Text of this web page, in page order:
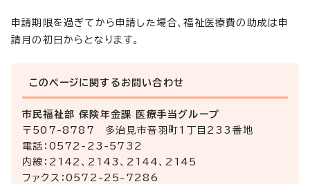
申請期限を過ぎてから申請した場合、福祉医療費の助成は申
請月の初日からとなります。
このページに関する お問い合わせ
市民福祉部 保険年金課 医療手当グループ
〒507-8787 多治見市音羽町1丁目233番地
電話：0572-23-5732
内線：2142、2143、2144、2145
ファクス：0572-25-7286